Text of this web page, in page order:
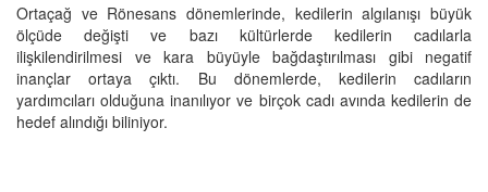
Ortaçağ ve Rönesans dönemlerinde, kedilerin algılanışı büyük
ölçüde değişti ve bazı kültürlerde kedilerin cadılarla
ilişkilendirilmesi ve kara büyüyle bağdaştırılması gibi negatif
inançlar ortaya çıktı. Bu dönemlerde, kedilerin cadıların
yardımcıları olduğuna inanılıyor ve birçok cadı avında kedilerin de
hedef alındığı biliniyor.